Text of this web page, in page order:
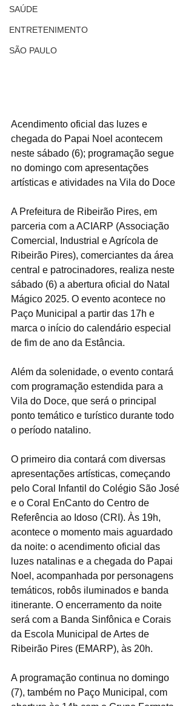
SAÚDE
ENTRETENIMENTO
SÃO PAULO
Acendimento oficial das luzes e
chegada do Papai Noel acontecem
neste sábado (6); programação segue
no domingo com apresentações
artísticas e atividades na Vila do Doce
A Prefeitura de Ribeirão Pires, em
parceria com a ACIARP (Associação
Comercial, Industrial e Agrícola de
Ribeirão Pires), comerciantes da área
central e patrocinadores, realiza neste
sábado (6) a abertura oficial do Natal
Mágico 2025. O evento acontece no
Paço Municipal a partir das 17h e
marca o início do calendário especial
de fim de ano da Estância.
Além da solenidade, o evento contará
com programação estendida para a
Vila do Doce, que será o principal
ponto temático e turístico durante todo
o período natalino.
O primeiro dia contará com diversas
apresentações artísticas, começando
pelo Coral Infantil do Colégio São José
e o Coral EnCanto do Centro de
Referência ao Idoso (CRI). Às 19h,
acontece o momento mais aguardado
da noite: o acendimento oficial das
luzes natalinas e a chegada do Papai
Noel, acompanhada por personagens
temáticos, robôs iluminados e banda
itinerante. O encerramento da noite
será com a Banda Sinfônica e Corais
da Escola Municipal de Artes de
Ribeirão Pires (EMARP), às 20h.
A programação continua no domingo
(7), também no Paço Municipal, com